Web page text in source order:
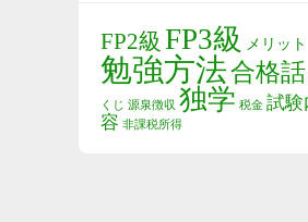
FP2級 FP3級 メリット
勉強方法合格話
くじ 源泉徴収 独学 税金 試験
容 非課税所得